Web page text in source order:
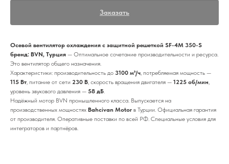
Заказать
Осевой вентилятор охлаждения с защитной решеткой SF-4M 350-S
бренд: BVN, Турция — Оптимальное сочетание производительности и ресурса.
Это вентилятор общего назначения.
Характеристики: производительность до 3100 м³/ч, потребляемая мощность —
115 Вт, питание от сети 230 В, скорость вращения двигателя — 1225 об/мин,
уровень звукового давления — 58 дБ.
Надёжный мотор BVN промышленного класса. Выпускается на
производственных мощностях Bahcivan Motor в Турции. Официальная гарантия
от производителя. Оперативные поставки по всей РФ. Специальные условия для
интеграторов и партнёров.